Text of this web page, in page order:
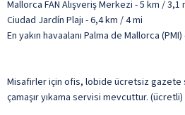
Mallorca FAN Alışveriş Merkezi - 5 km / 3,1
Ciudad Jardín Plajı - 6,4 km / 4 mi
En yakın havaalanı Palma de Mallorca
Misafirler için ofis, lobide ücretsiz
çamaşır yıkama servisi mevcuttur.